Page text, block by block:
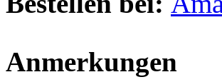
Anmerkungen